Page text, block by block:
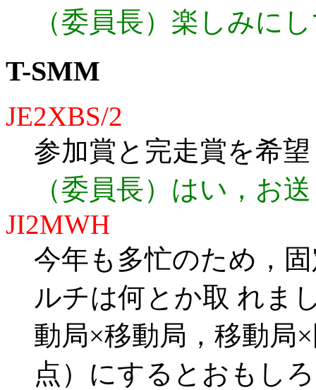
（委員長）楽しみに
T-SMM
JE2XBS/2
参加賞と完走賞を希
（委員長）はい，お
JI2MWH
今年も多忙のため，
ルチは何とか取 れま
動局×移動局，移動局
点）にするとおもし